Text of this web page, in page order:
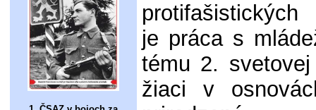
je práca s
tému 2.
žiaci v